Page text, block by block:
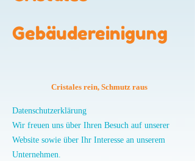
Gebäudereinigung
Cristales rein, Schmutz raus
Datenschutzerklärung
Wir freuen uns über Ihren Besuch auf unserer
Website sowie über Ihr Interesse an unserem
Unternehmen.